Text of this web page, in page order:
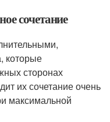
сочетание
которые
сторонах
их сочетание очень
максимальной